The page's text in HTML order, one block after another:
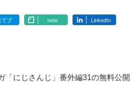
てブ note LinkedIn
にじさんじ」番外編31の無料公開